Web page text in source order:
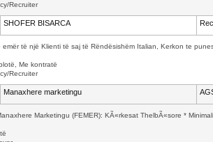
Recruiter
SHOFER BISARCA
emër të një Klienti të saj të Rëndësishëm Italian, Kerkon te
Me kontratë
Recruiter
Manaxhere marketingu
Marketingu (FEMER): KÃ«rkesat ThelbÃ«sore *